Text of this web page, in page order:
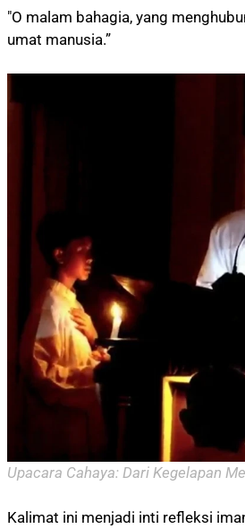
"O malam bahagia, yang
umat manusia.”
Upacara Cahaya: Dari Kegelapan
Kalimat ini menjadi inti refleksi